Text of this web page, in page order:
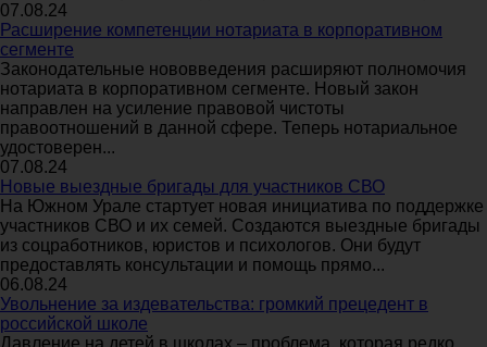
07.08.24
Расширение компетенции нотариата в корпоративном
сегменте
Законодательные нововведения расширяют полномочия
нотариата в корпоративном сегменте. Новый закон
направлен на усиление правовой чистоты
правоотношений в данной сфере. Теперь нотариальное
удостоверен...
07.08.24
Новые выездные бригады для участников СВО
На Южном Урале стартует новая инициатива по поддержке
участников СВО и их семей. Создаются выездные бригады
из соцработников, юристов и психологов. Они будут
предоставлять консультации и помощь прямо...
06.08.24
Увольнение за издевательства: громкий прецедент в
российской школе